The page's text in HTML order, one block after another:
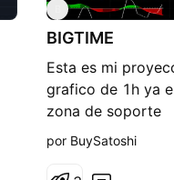
BIGTIME
Esta es mi
grafico de 1h ya
zona de soporte
por BuySatoshi